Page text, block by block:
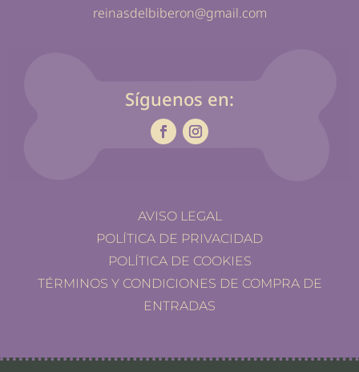
reinasdelbiberon@gmail.com
Síguenos en:
AVISO LEGAL
POLÍTICA DE PRIVACIDAD
POLÍTICA DE COOKIES
TÉRMINOS Y CONDICIONES DE COMPRA DE
ENTRADAS